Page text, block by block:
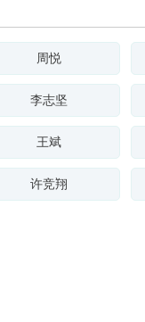
周悦
李志坚
王斌
许竞翔